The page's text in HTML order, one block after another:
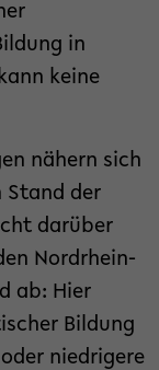
in
keine
nähern sich
Stand der
darüber
Nordrhein-
ab: Hier
Bildung
niedrigere